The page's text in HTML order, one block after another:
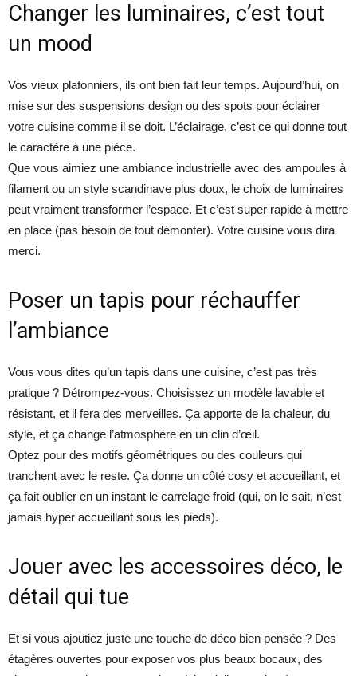
Changer les luminaires, c’est tout
un mood
Vos vieux plafonniers, ils ont bien fait leur temps. Aujourd’hui, on
mise sur des suspensions design ou des spots pour éclairer
votre cuisine comme il se doit. L’éclairage, c’est ce qui donne tout
le caractère à une pièce.
Que vous aimiez une ambiance industrielle avec des ampoules à
filament ou un style scandinave plus doux, le choix de luminaires
peut vraiment transformer l’espace. Et c’est super rapide à mettre
en place (pas besoin de tout démonter). Votre cuisine vous dira
merci.
Poser un tapis pour réchauffer
l’ambiance
Vous vous dites qu’un tapis dans une cuisine, c’est pas très
pratique ? Détrompez-vous. Choisissez un modèle lavable et
résistant, et il fera des merveilles. Ça apporte de la chaleur, du
style, et ça change l’atmosphère en un clin d’œil.
Optez pour des motifs géométriques ou des couleurs qui
tranchent avec le reste. Ça donne un côté cosy et accueillant, et
ça fait oublier en un instant le carrelage froid (qui, on le sait, n’est
jamais hyper accueillant sous les pieds).
Jouer avec les accessoires déco, le
détail qui tue
Et si vous ajoutiez juste une touche de déco bien pensée ? Des
étagères ouvertes pour exposer vos plus beaux bocaux, des